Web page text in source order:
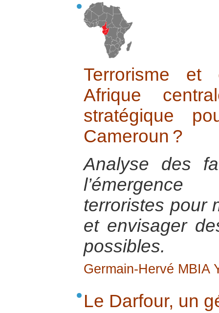
Terrorisme et
Afrique
stratégique
Cameroun ?
Analyse des
terroristes pour
et envisager
possibles.
Germain-Hervé MBIA
Le Darfour, un